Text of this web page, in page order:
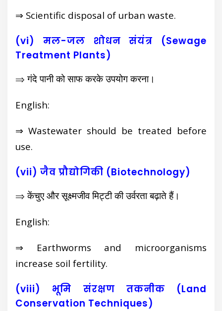
⇒ Scientific disposal of urban waste.
(vi) मल-जल शोधन संयंत्र (Sewage
Treatment Plants)
⇒ गंदे पानी को साफ करके उपयोग करना।
English:
⇒ Wastewater should be treated before
use.
(vii) जैव प्रौद्योगिकी (Biotechnology)
⇒ केंचुए और सूक्ष्मजीव मिट्टी की उर्वरता बढ़ाते हैं।
English:
⇒ Earthworms and microorganisms
increase soil fertility.
(viii) भूमि संरक्षण तकनीक (Land
Conservation Techniques)